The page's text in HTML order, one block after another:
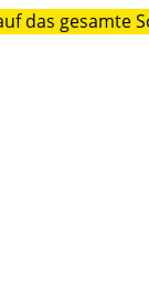
das gesamte